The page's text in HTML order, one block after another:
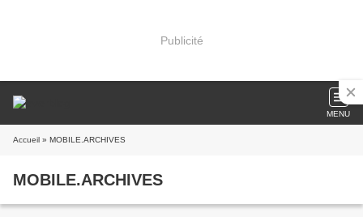
Publicité
MENU
Accueil » MOBILE.ARCHIVES
MOBILE.ARCHIVES